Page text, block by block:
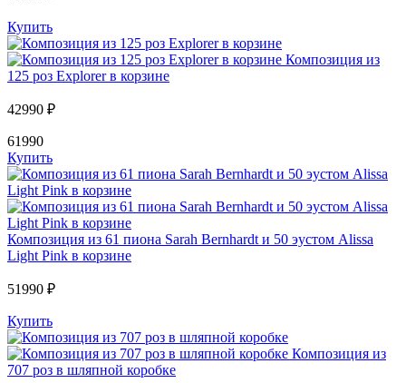
Купить
Композиция из
125 роз Explorer в корзине
42990 ₽
61990
Купить
Композиция из 61 пиона Sarah Bernhardt и 50 эустом Alissa
Light Pink в корзине
51990 ₽
Купить
Композиция из
707 роз в шляпной коробке